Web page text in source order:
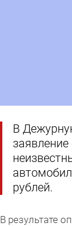
В
рублей.
В результате